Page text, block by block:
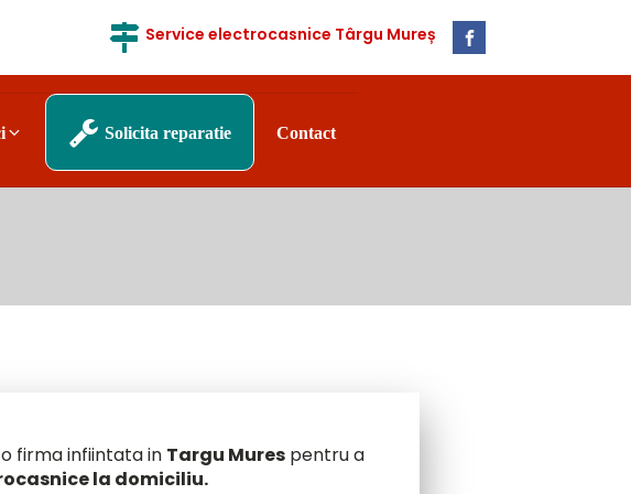
Service electrocasnice Târgu Mureș
Solicita reparatie Contact
firma infiintata in Targu Mures pentru a
la domiciliu.